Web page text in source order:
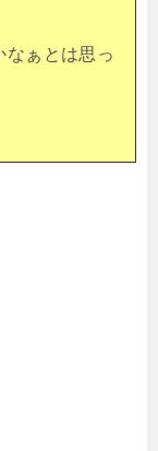
なぁとは思っ